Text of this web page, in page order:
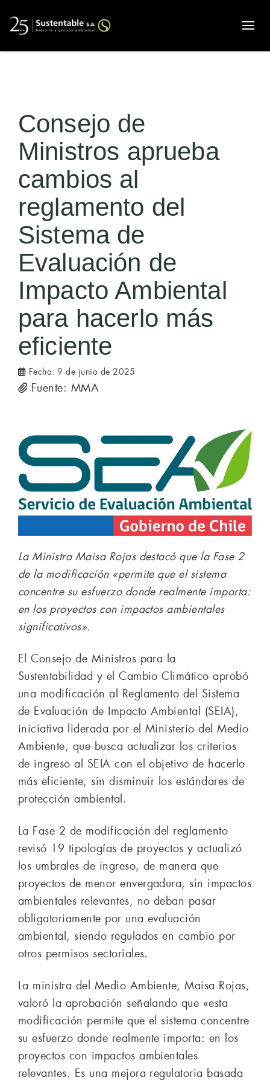
Consejo de
Ministros aprueba
cambios al
reglamento del
Sistema de
Evaluación de
Impacto Ambiental
para hacerlo más
eficiente
Fecha:9 de junio de 2025
Fuente: MMA
La Ministra Maisa Rojas destacó que la Fase 2
de la modificación «permite que el sistema
concentre su esfuerzo donde realmente importa:
en los proyectos con impactos ambientales
significativos».
El Consejo de Ministros para la
Sustentabilidad y el Cambio Climático aprobó
una modificación al Reglamento del Sistema
de Evaluación de Impacto Ambiental (SEIA),
iniciativa liderada por el Ministerio del Medio
Ambiente, que busca actualizar los criterios
de ingreso al SEIA con el objetivo de hacerlo
más eficiente, sin disminuir los estándares de
protección ambiental.
La Fase 2 de modificación del reglamento
revisó 19 tipologías de proyectos y actualizó
los umbrales de ingreso, de manera que
proyectos de menor envergadura, sin impactos
ambientales relevantes, no deban pasar
obligatoriamente por una evaluación
ambiental, siendo regulados en cambio por
otros permisos sectoriales.
La ministra del Medio Ambiente, Maisa Rojas,
valoró la aprobación señalando que «esta
modificación permite que el sistema concentre
su esfuerzo donde realmente importa: en los
proyectos con impactos ambientales
relevantes. Es una mejora regulatoria basada